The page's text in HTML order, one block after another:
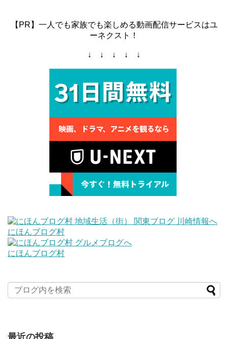
【PR】一人でも家族でも楽しめる動画配信サービスはユ
ーネクスト！
↓ ↓ ↓ ↓ ↓
にほんブログ村
にほんブログ村